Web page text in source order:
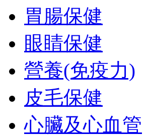
胃腸保健
眼睛保健
營養(免疫力)
皮毛保健
心臟及心血管